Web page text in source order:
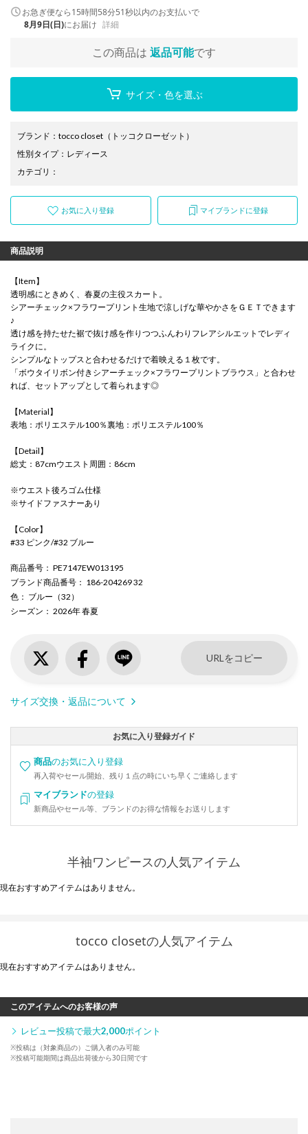
お急ぎ便なら15時間58分50秒以内のお支払いで
8月9日(日)にお届け 詳細
この商品は 返品可能です
サイズ・色を選ぶ
ブランド ： tocco closet （トッコクローゼット）
性別タイプ： レディース
カテゴリ ：
お気に入り登録 マイブランドに登録
商品説明
【Item】
透明感にときめく、春夏の主役スカート。
シアーチェック×フラワープリント生地で涼しげな華やかさをＧＥＴできます
♪
透け感を持たせた裾で抜け感を作りつつふんわりフレアシルエットでレディ
ライクに。
シンプルなトップスと合わせるだけで着映える１枚です。
「ボウタイリボン付きシアーチェック×フラワープリントブラウス」と合わせ
れば、セットアップとして着られます◎
【Material】
表地：ポリエステル100％裏地：ポリエステル100％
【Detail】
総丈：87cmウエスト周囲：86cm
※ウエスト後ろゴム仕様
※サイドファスナーあり
【Color】
#33 ピンク/#32 ブルー
商品番号 ： PE7147EW013195
ブランド商品番号 ： 186-204269 32
色 ： ブルー（32）
シーズン ： 2026年 春夏
URLをコピー
サイズ交換・返品について
お気に入り登録ガイド
商品のお気に入り登録
再入荷やセール開始、残り１点の時にいち早くご連絡します
マイブランドの登録
新商品やセール等、ブランドのお得な情報をお送りします
半袖ワンピースの人気アイテム
現在おすすめアイテムはありません。
tocco closetの人気アイテム
現在おすすめアイテムはありません。
このアイテムへのお客様の声
レビュー投稿で最大2,000ポイント
※投稿は（対象商品の）ご購入者のみ可能
※投稿可能期間は商品出荷後から30日間です